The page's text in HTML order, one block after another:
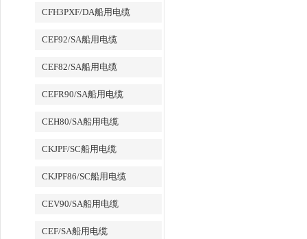
CFH3PXF/DA船用电缆
CEF92/SA船用电缆
CEF82/SA船用电缆
CEFR90/SA船用电缆
CEH80/SA船用电缆
CKJPF/SC船用电缆
CKJPF86/SC船用电缆
CEV90/SA船用电缆
CEF/SA船用电缆